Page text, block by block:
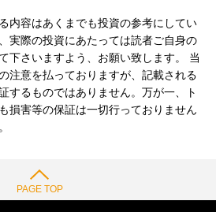
内容はあくまでも投資の参考にしてい
実際の投資にあたっては読者ご自身の
下さいますよう、お願い致します。 当
注意を払っておりますが、記載される
するものではありません。万が一、ト
損害等の保証は一切行っておりません
PAGE TOP